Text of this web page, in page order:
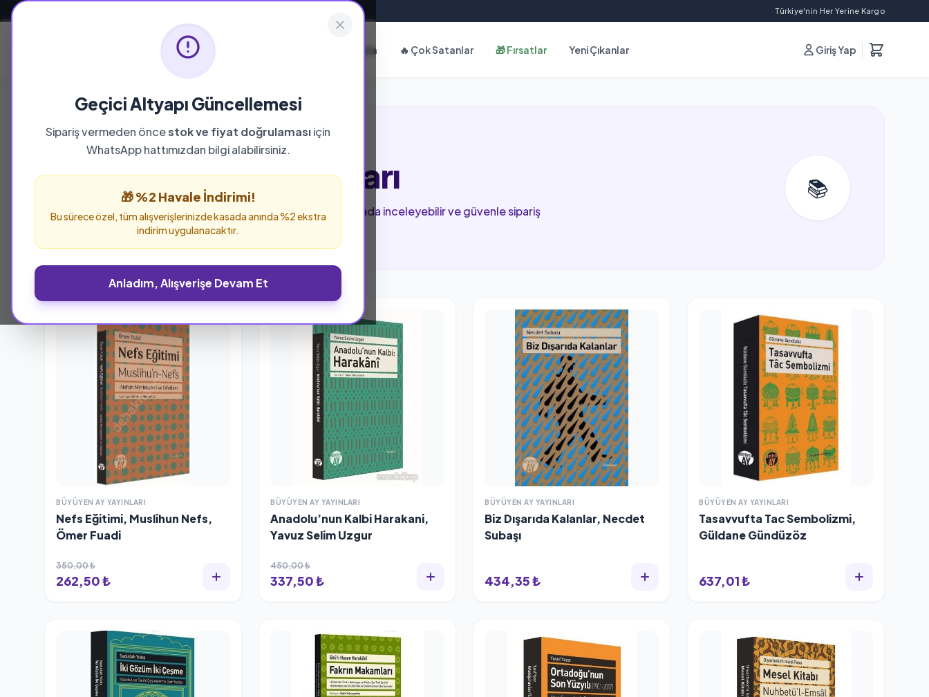
Geçici Altyapı Güncellemesi
Sipariş vermeden öncestok ve fiyat doğrulamasıiçin
WhatsApp hattımızdan bilgi alabilirsiniz.
🎁 %2 Havale İndirimi!
Bu sürece özel, tüm alışverişlerinizde kasada anında %2 ekstra
indirim uygulanacaktır.
Anladım, Alışverişe Devam Et
Türkiye'nin Her Yerine Kargo
Hakkımızda 🔥 Çok Satanlar 🎁 Fırsatlar Yeni Çıkanlar Giriş Yap
YAYINEVI
Büyüyen Ay Yayınları
Büyüyen Ay Yayınları yayınevine ait tüm eserleri bu sayfada inceleyebilir ve güvenle sipariş
verebilirsiniz.
📚
BÜYÜYEN AY YAYINLARI
Nefs Eğitimi, Muslihun Nefs,
Ömer Fuadi
350,00 ₺
262,50 ₺
BÜYÜYEN AY YAYINLARI
Anadolu’nun Kalbi Harakani,
Yavuz Selim Uzgur
450,00 ₺
337,50 ₺
BÜYÜYEN AY YAYINLARI
Biz Dışarıda Kalanlar, Necdet
Subaşı
434,35 ₺
BÜYÜYEN AY YAYINLARI
Tasavvufta Tac Sembolizmi,
Güldane Gündüzöz
637,01 ₺